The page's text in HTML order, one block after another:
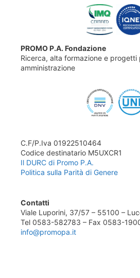
PROMO P.A. Fondazione
Ricerca, alta formazione e progetti
amministrazione
C.F/P.Iva 01922510464
Codice destinatario M5UXCR1
Il DURC di Promo P.A.
Politica sulla Parità di Genere
Contatti
Viale Luporini, 37/57 – 55100 –
Tel 0583-582783 – Fax 0583-
info@promopa.it